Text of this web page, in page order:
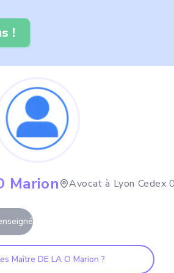
!
Marion Avocat à Lyon Cedex
Maître DE LA O Marion ?